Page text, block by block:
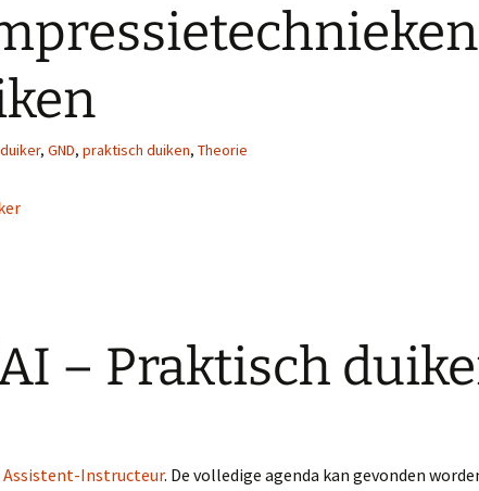
, GND, praktisch duiken, Theorie
– Praktisch
Assistent-Instructeur. De volledige agenda kan gevonden